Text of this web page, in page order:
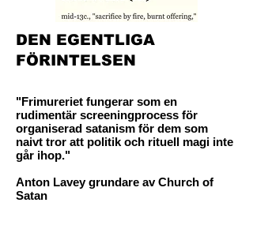
DEN EGENTLIGA
FÖRINTELSEN
"Frimureriet fungerar som en
rudimentär screeningprocess för
organiserad satanism för dem som
naivt tror att politik och rituell magi inte
går ihop."
Anton Lavey grundare av Church of
Satan